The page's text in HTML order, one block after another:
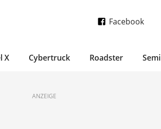
Facebook
X Cybertruck Roadster Semi
ANZEIGE